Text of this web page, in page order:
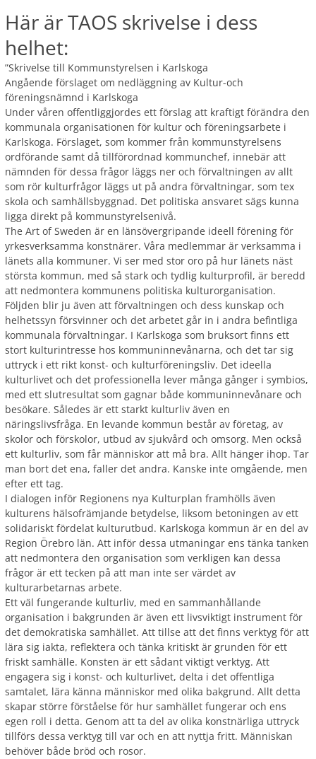
Här är TAOS skrivelse i dess
helhet:
”Skrivelse till Kommunstyrelsen i Karlskoga
Angående förslaget om nedläggning av Kultur-och
föreningsnämnd i Karlskoga
Under våren offentliggjordes ett förslag att kraftigt förändra den
kommunala organisationen för kultur och föreningsarbete i
Karlskoga. Förslaget, som kommer från kommunstyrelsens
ordförande samt då tillförordnad kommunchef, innebär att
nämnden för dessa frågor läggs ner och förvaltningen av allt
som rör kulturfrågor läggs ut på andra förvaltningar, som tex
skola och samhällsbyggnad. Det politiska ansvaret sägs kunna
ligga direkt på kommunstyrelsenivå.
The Art of Sweden är en länsövergripande ideell förening för
yrkesverksamma konstnärer. Våra medlemmar är verksamma i
länets alla kommuner. Vi ser med stor oro på hur länets näst
största kommun, med så stark och tydlig kulturprofil, är beredd
att nedmontera kommunens politiska kulturorganisation.
Följden blir ju även att förvaltningen och dess kunskap och
helhetssyn försvinner och det arbetet går in i andra befintliga
kommunala förvaltningar. I Karlskoga som bruksort finns ett
stort kulturintresse hos kommuninnevånarna, och det tar sig
uttryck i ett rikt konst- och kulturföreningsliv. Det ideella
kulturlivet och det professionella lever många gånger i symbios,
med ett slutresultat som gagnar både kommuninnevånare och
besökare. Således är ett starkt kulturliv även en
näringslivsfråga. En levande kommun består av företag, av
skolor och förskolor, utbud av sjukvård och omsorg. Men också
ett kulturliv, som får människor att må bra. Allt hänger ihop. Tar
man bort det ena, faller det andra. Kanske inte omgående, men
efter ett tag.
I dialogen inför Regionens nya Kulturplan framhölls även
kulturens hälsofrämjande betydelse, liksom betoningen av ett
solidariskt fördelat kulturutbud. Karlskoga kommun är en del av
Region Örebro län. Att inför dessa utmaningar ens tänka tanken
att nedmontera den organisation som verkligen kan dessa
frågor är ett tecken på att man inte ser värdet av
kulturarbetarnas arbete.
Ett väl fungerande kulturliv, med en sammanhållande
organisation i bakgrunden är även ett livsviktigt instrument för
det demokratiska samhället. Att tillse att det finns verktyg för att
lära sig iakta, reflektera och tänka kritiskt är grunden för ett
friskt samhälle. Konsten är ett sådant viktigt verktyg. Att
engagera sig i konst- och kulturlivet, delta i det offentliga
samtalet, lära känna människor med olika bakgrund. Allt detta
skapar större förståelse för hur samhället fungerar och ens
egen roll i detta. Genom att ta del av olika konstnärliga uttryck
tillförs dessa verktyg till var och en att nyttja fritt. Människan
behöver både bröd och rosor.